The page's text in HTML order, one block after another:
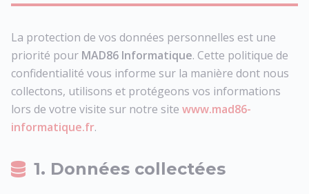
La protection de vos données personnelles est une
priorité pour MAD86 Informatique. Cette politique de
confidentialité vous informe sur la manière dont nous
collectons, utilisons et protégeons vos informations
lors de votre visite sur notre site www.mad86-
informatique.fr.
1. Données collectées